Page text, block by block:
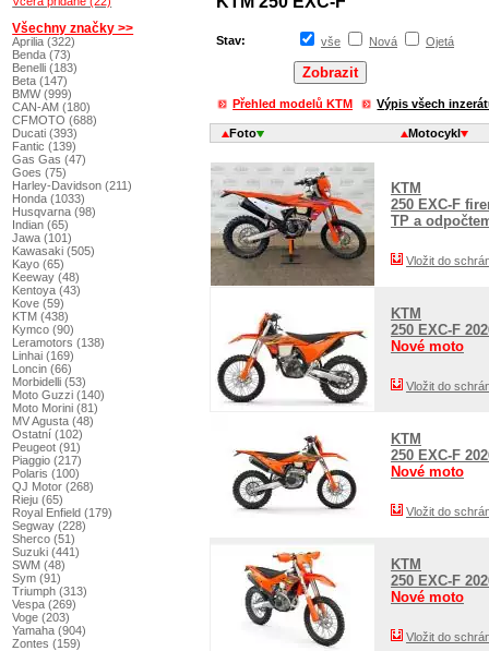
Stav: vše Nová Ojetá
Přehled modelů KTM Výpis všech
Foto Motocykl
KTM
250 EXC-F
TP a
Vložit do
KTM
250 EXC-F
Nové moto
Vložit do
KTM
250 EXC-F
Nové moto
Vložit do
KTM
250 EXC-F
Nové moto
Vložit do
Všechny značky >>
Aprilia (322)
Benda (73)
Benelli (183)
Beta (147)
BMW (999)
CAN-AM (180)
CFMOTO (688)
Ducati (393)
Fantic (139)
Gas Gas (47)
Goes (75)
Harley-Davidson (211)
Honda (1033)
Husqvarna (98)
Indian (65)
Jawa (101)
Kawasaki (505)
Kayo (65)
Keeway (48)
Kentoya (43)
Kove (59)
KTM (438)
Kymco (90)
Leramotors (138)
Linhai (169)
Loncin (66)
Morbidelli (53)
Moto Guzzi (140)
Moto Morini (81)
MV Agusta (48)
Ostatní (102)
Peugeot (91)
Piaggio (217)
Polaris (100)
QJ Motor (268)
Rieju (65)
Royal Enfield (179)
Segway (228)
Sherco (51)
Suzuki (441)
SWM (48)
Sym (91)
Triumph (313)
Vespa (269)
Voge (203)
Yamaha (904)
Zontes (159)